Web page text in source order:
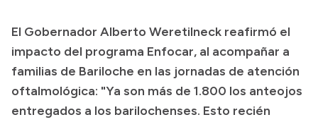
Presupuesto
Boletín Oficial
Compras y licitaciones
Consulta de expedientes
El Gobernador Alberto Weretilneck reafirmó el
impacto del programa Enfocar, al acompañar a
familias de Bariloche en las jornadas de atención
oftalmológica: "Ya son más de 1.800 los anteojos
entregados a los barilochenses. Esto recién